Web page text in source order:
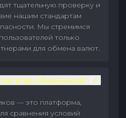
тщательную проверку и
нашим стандартам
Мы стремимся
только
для обмена валют.
обменников?
— это платформа,
сравнения условий